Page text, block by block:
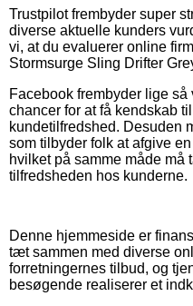
Trustpilot frembyder super
diverse aktuelle kunders
vi, at du evaluerer online
Stormsurge Sling Drifter
Facebook frembyder lige
chancer for at få kendskab
kundetilfredshed. Desuden
som tilbyder folk at afgive
hvilket på samme måde må
tilfredsheden hos kunderne.
Denne hjemmeside er
tæt sammen med diverse
forretningernes tilbud, og
besøgende realiserer et